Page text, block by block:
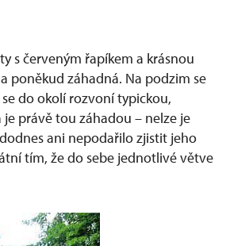
s červeným řapíkem a krásnou
poněkud záhadná. Na podzim se
do okolí rozvoní typickou,
právě tou záhadou – nelze je
ani nepodařilo zjistit jeho
tím, že do sebe jednotlivé větve